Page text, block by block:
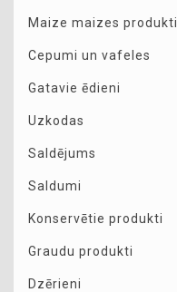
Maize maizes produkti
Cepumi un vafeles
Gatavie ēdieni
Uzkodas
Saldējums
Saldumi
Konservētie produkti
Graudu produkti
Dzērieni